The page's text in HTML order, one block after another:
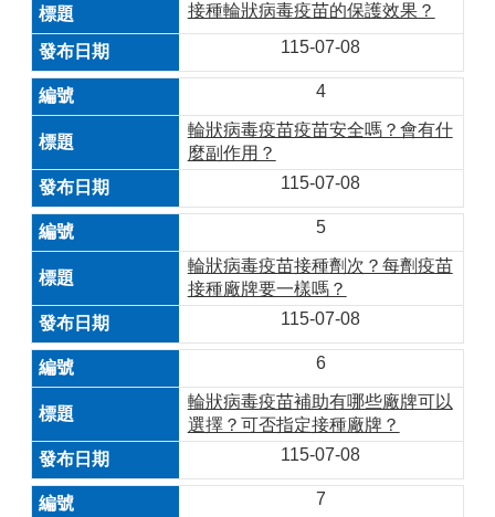
接種輪狀病毒疫苗的保護效果？
115-07-08
4
輪狀病毒疫苗疫苗安全嗎？會有什
麼副作用？
115-07-08
5
輪狀病毒疫苗接種劑次？每劑疫苗
接種廠牌要一樣嗎？
115-07-08
6
輪狀病毒疫苗補助有哪些廠牌可以
選擇？可否指定接種廠牌？
115-07-08
7